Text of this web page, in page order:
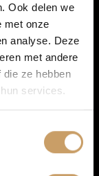
Ook delen we
met onze
analyse. Deze
met andere
ze hebben
services.